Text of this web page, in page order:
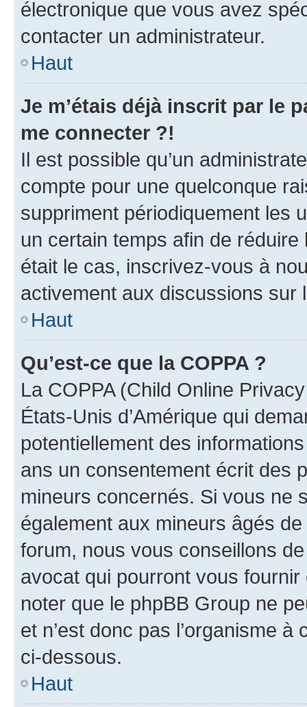
électronique que vous avez
contacter un administrateur.
Haut
Je m’étais déjà inscrit par le
me connecter ?!
Il est possible qu’un
compte pour une quelconque
suppriment périodiquement les
un certain temps afin de
était le cas, inscrivez-vous à
activement aux discussions sur
Haut
Qu’est-ce que la COPPA ?
La COPPA (Child Online
États-Unis d’Amérique qui
potentiellement des
ans un consentement écrit des
mineurs concernés. Si vous ne
également aux mineurs âgés
forum, nous vous conseillons
avocat qui pourront vous
noter que le phpBB Group ne
et n’est donc pas l’organisme
ci-dessous.
Haut